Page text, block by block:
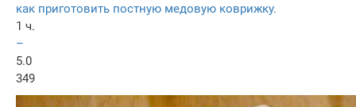
как приготовить постную медовую коврижку.
1 ч.
–
5.0
349